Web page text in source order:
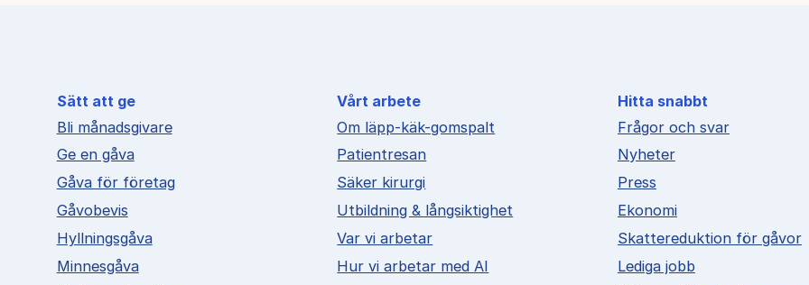
Sätt att ge
Bli månadsgivare
Ge en gåva
Gåva för företag
Gåvobevis
Hyllningsgåva
Minnesgåva
Vårt arbete
Om läpp-käk-gomspalt
Patientresan
Säker kirurgi
Utbildning & långsiktighet
Var vi arbetar
Hur vi arbetar med AI
Hitta snabbt
Frågor och svar
Nyheter
Press
Ekonomi
Skattereduktion för gåvor
Lediga jobb